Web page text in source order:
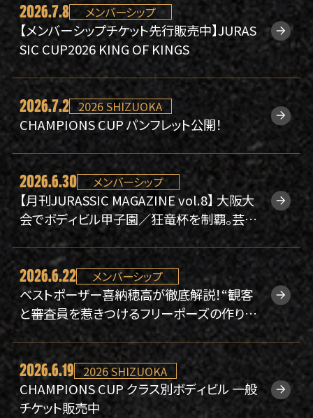
2026.7.8 メンバーシップ
【メンバーシップチケット先行販売中】JURAS
SIC CUP2026 KING OF KINGS
2026.7.2 2026 SHIZUOKA
CHAMPIONS CUP パンフレット公開！
2026.6.30 メンバーシップ
【月刊JURASSIC MAGAZINE vol.8】 大阪大
会でボディビル甲子園／狂竜杯を制覇。芸人
からコワモテマッチョへ。紆余曲折の人生を経
て、さらなる高みを目指す伊禮駿に迫る。
2026.6.22 メンバーシップ
ベストポーザー喜納穂高が徹底解説！“観客
と審査員を惹きつけるフリーポーズの作り
方”アーカイブを公開しました。【オンラインセ
ミナー#08】
2026.6.19 2026 SHIZUOKA
CHAMPIONS CUP クラス別ボディビル 一般
チケット販売中